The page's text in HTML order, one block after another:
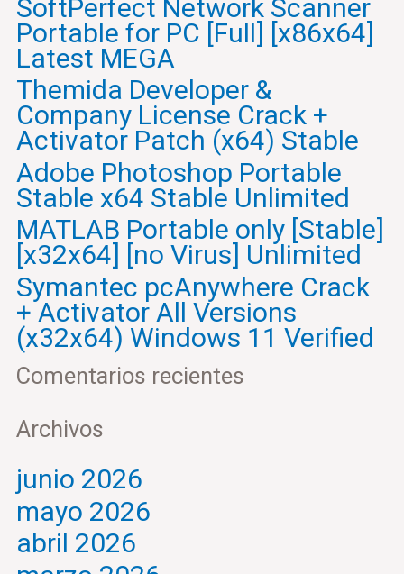
r
p
o
SoftPerfect Network Scanner
Portable for PC [Full] [x86x64]
Latest MEGA
Themida Developer &
Company License Crack +
Activator Patch (x64) Stable
Adobe Photoshop Portable
Stable x64 Stable Unlimited
MATLAB Portable only [Stable]
[x32x64] [no Virus] Unlimited
Symantec pcAnywhere Crack
+ Activator All Versions
(x32x64) Windows 11 Verified
Comentarios recientes
Archivos
junio 2026
mayo 2026
abril 2026